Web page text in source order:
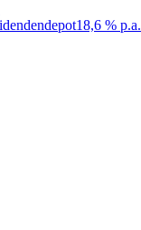
18,6 % p.a.